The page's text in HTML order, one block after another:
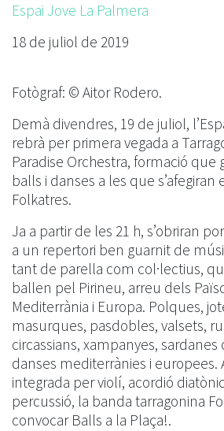
Espai Jove La Palmera
18 de juliol de 2019
Fotògraf: © Aitor Rodero.
Demà divendres, 19 de juliol,
rebrà per primera vegada a
Paradise Orchestra, formació que
balls i danses a les que s’afegiran
Folkatres.
Ja a partir de les 21 h, s’obriran
a un repertori ben guarnit de
tant de parella com col·lectius,
ballen pel Pirineu, arreu dels
Mediterrània i Europa. Polques,
masurques, pasdobles, valsets,
circassians, xampanyes, sardanes
danses mediterrànies i
integrada per violí, acordió
percussió, la banda tarragonina
convocar Balls a la Plaça!.